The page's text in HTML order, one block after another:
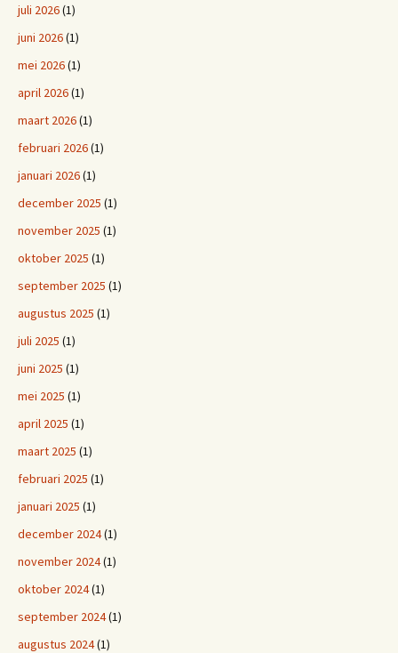
juli 2026(1)
juni 2026(1)
mei 2026(1)
april 2026(1)
maart 2026(1)
februari 2026(1)
januari 2026(1)
december 2025 (1)
november 2025 (1)
oktober 2025 (1)
september 2025 (1)
augustus 2025 (1)
juli 2025 (1)
juni 2025 (1)
mei 2025 (1)
april 2025 (1)
maart 2025 (1)
februari 2025 (1)
januari 2025 (1)
december 2024(1)
november 2024(1)
oktober 2024(1)
september 2024(1)
augustus 2024(1)